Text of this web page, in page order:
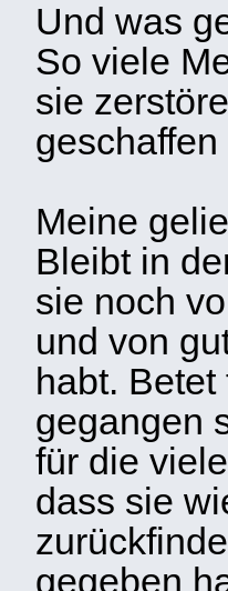
Und was
So viele
sie
geschaffen
Meine
Bleibt in
sie noch
und von
habt.
gegangen
für die
dass sie
gegeben